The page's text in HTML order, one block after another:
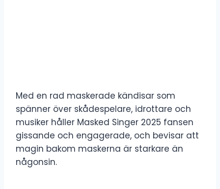
Med en rad maskerade kändisar som
spänner över skådespelare, idrottare och
musiker håller Masked Singer 2025 fansen
gissande och engagerade, och bevisar att
magin bakom maskerna är starkare än
någonsin.